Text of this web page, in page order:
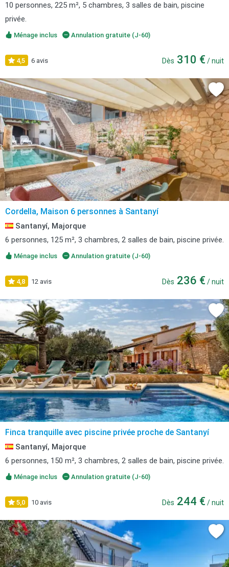
10 personnes, 225 m², 5 chambres, 3 salles de bain, piscine
privée.
Ménage inclus Annulation gratuite (J-60)
4,5 6 avis Dès 310 € / nuit
Cordella, Maison 6 personnes à Santanyí
Santanyí, Majorque
6 personnes, 125 m², 3 chambres, 2 salles de bain, piscine privée.
Ménage inclus Annulation gratuite (J-60)
4,8 12 avis Dès 236 € / nuit
Finca tranquille avec piscine privée proche de Santanyí
Santanyí, Majorque
6 personnes, 150 m², 3 chambres, 2 salles de bain, piscine privée.
Ménage inclus Annulation gratuite (J-60)
5,0 10 avis Dès 244 € / nuit